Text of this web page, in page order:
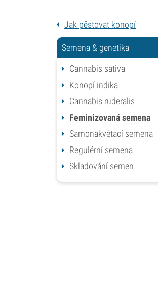
Jak pěstovat konopí
Semena & genetika
Cannabis sativa
Konopí indika
Cannabis ruderalis
Feminizovaná semena
Samonakvétací semena
Regulérní semena
Skladování semen